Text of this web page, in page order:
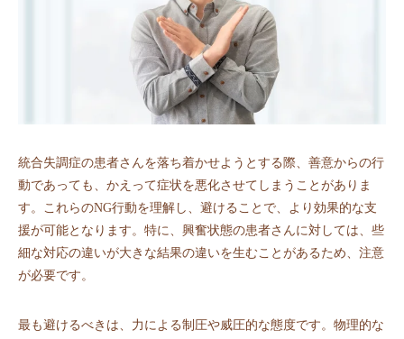
統合失調症の患者さんを落ち着かせようとする際、善意からの行
動であっても、かえって症状を悪化させてしまうことがありま
す。これらのNG行動を理解し、避けることで、より効果的な支
援が可能となります。特に、興奮状態の患者さんに対しては、些
細な対応の違いが大きな結果の違いを生むことがあるため、注意
が必要です。
最も避けるべきは、力による制圧や威圧的な態度です。物理的な